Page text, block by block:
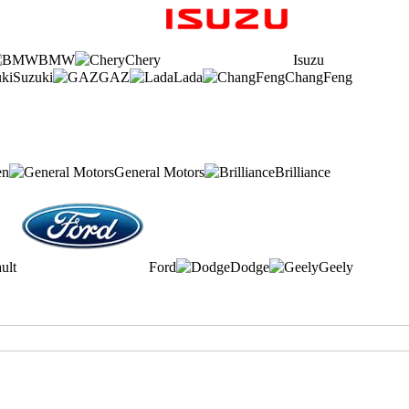
BMW Chery
Isuzu
Suzuki GAZ Lada ChangFeng
General Motors Brilliance
Ford Dodge
Geely